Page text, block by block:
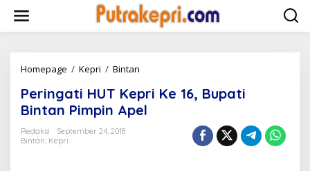
w
Homepage / Kepri / Bintan
r
i
n
Peringati HUT Kepri Ke 16, Bupati
Bintan Pimpin Apel
Redaksi
September 24, 2018
Bintan, Kepri